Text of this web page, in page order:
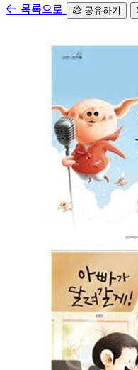
목록으로
공유하기